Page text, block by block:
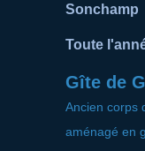
Sonchamp
Toute
Gîte de
Ancien corps
aménagé en